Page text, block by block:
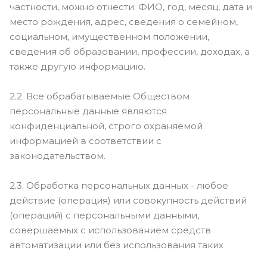
частности, можно отнести: ФИО, год, месяц, дата и
место рождения, адрес, сведения о семейном,
социальном, имущественном положении,
сведения об образовании, профессии, доходах, а
также другую информацию.
2.2. Все обрабатываемые Обществом
персональные данные являются
конфиденциальной, строго охраняемой
информацией в соответствии с
законодательством.
2.3. Обработка персональных данных - любое
действие (операция) или совокупность действий
(операций) с персональными данными,
совершаемых с использованием средств
автоматизации или без использования таких